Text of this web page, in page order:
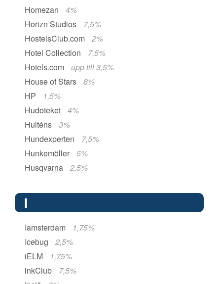
Homezan
4%
Horizn Studios
7,5%
HostelsClub.com
2%
Hotel Collection
7,5%
Hotels.com
upp till 3,5%
House of Stars
8%
HP
1,5%
Hudoteket
4%
Hulténs
3%
Hundexperten
7,5%
Hunkemöller
5%
Husqvarna
2,5%
I
Iamsterdam
1,75%
Icebug
2,5%
iELM
1,75%
inkClub
7,5%